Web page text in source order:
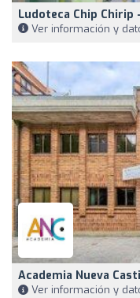
Ludoteca Chip Chirip
Ver información y
Academia Nueva
Ver información y